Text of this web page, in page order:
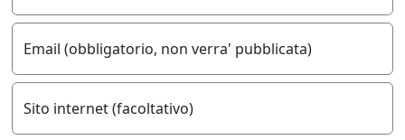
Email (obbligatorio, non verra' pubblicata)
Sito internet (facoltativo)